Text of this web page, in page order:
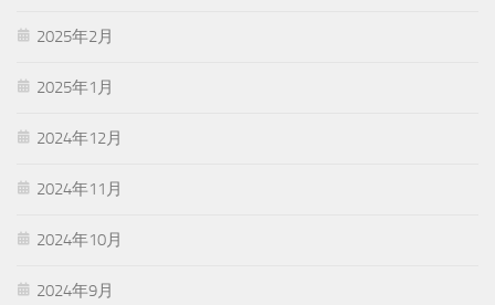
2025年2月
2025年1月
2024年12月
2024年11月
2024年10月
2024年9月